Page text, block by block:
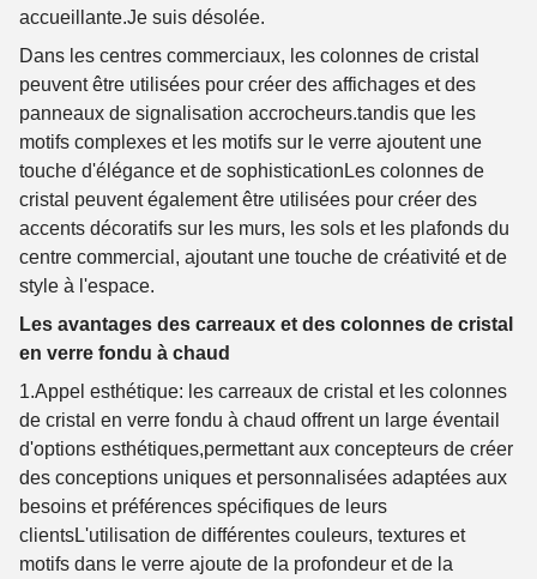
accueillante.Je suis désolée.
Dans les centres commerciaux, les colonnes de cristal
peuvent être utilisées pour créer des affichages et des
panneaux de signalisation accrocheurs.tandis que les
motifs complexes et les motifs sur le verre ajoutent une
touche d'élégance et de sophisticationLes colonnes de
cristal peuvent également être utilisées pour créer des
accents décoratifs sur les murs, les sols et les plafonds du
centre commercial, ajoutant une touche de créativité et de
style à l'espace.
Les avantages des carreaux et des colonnes de cristal
en verre fondu à chaud
1.Appel esthétique: les carreaux de cristal et les colonnes
de cristal en verre fondu à chaud offrent un large éventail
d'options esthétiques,permettant aux concepteurs de créer
des conceptions uniques et personnalisées adaptées aux
besoins et préférences spécifiques de leurs
clientsL'utilisation de différentes couleurs, textures et
motifs dans le verre ajoute de la profondeur et de la